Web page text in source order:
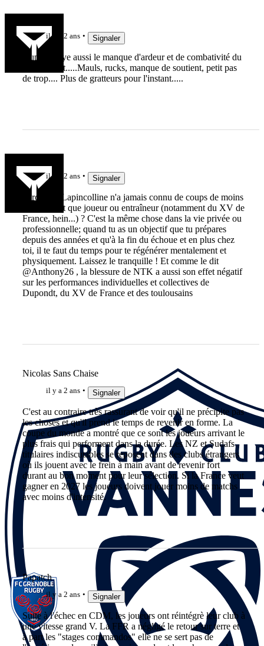
il y a 2 ans Signaler
Dupont paye aussi le manque d'ardeur et de combativité du
8 de devant.....Mauls, rucks, manque de soutient, petit pas
de trop.... Plus de gratteurs pour l'instant.....
il y a 2 ans Signaler
Parce que Lapincolline n'a jamais connu de coups de moins
bien en tant que joueur ou entraîneur (notamment du XV de
France, hein...) ? C'est la même chose dans la vie privée ou
professionnelle; quand tu as un objectif que tu prépares
depuis des années et qu'à la fin du échoue et en plus chez
toi, il te faut du temps pour te régénérer mentalement et
physiquement. Laissez le tranquille ! Et comme le dit
@Anthony26 , la blessure de NTK a aussi son effet négatif
sur les performances individuelles et collectives de
Dupondt, du XV de France et des toulousains
Nicolas Sans Chaise
il y a 2 ans Signaler
C'est au contraire très rassurant de voir qu'il ne précipite pas
les choses et qu'il prend le temps de revenir en forme. La
coupe du monde a montré que ce sont les joueurs arrivant le
plus frais qui performent dans la durée. Les NZ et Sudafs
titulaires indiscutables se reposent dans des clubs étrangers
où ils jouent avec le frein à main avant de revenir fort
durant au bon moment pour leur sélection. Si la France veut
gagner en 2027 les joueurs doivent jouer moins de matchs
avec moins d'intensité.
Papatch
il y a 2 ans Signaler
Suite à l'échec en CDM, les joueurs ont réintégrè leur club à
une vitesse grand V. La FFR a négligé le retour sur terre et
à part les "stages commandos" elle ne se sert pas de